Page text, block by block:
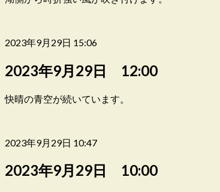
2023年9月29日 15:06
2023年9月29日 12:00
快晴の青空が続いています。
2023年9月29日 10:47
2023年9月29日 10:00